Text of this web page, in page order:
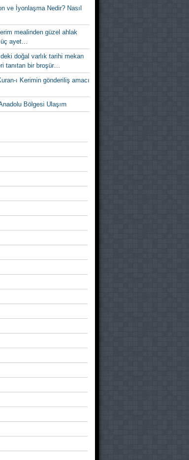
ve İyonlaşma Nedir? Nasıl
mealinden güzel ahlak
üç ayet…
doğal varlık tarihi mekan
tanıtan bir broşür…
ı Kerimin gönderiliş amacı
Bölgesi Ulaşım